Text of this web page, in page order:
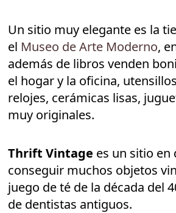
Un sitio muy elegante es la
el Museo de Arte Moderno,
además de libros venden
el hogar y la oficina,
relojes, cerámicas lisas,
muy originales.
Thrift Vintage es un sitio en
conseguir muchos objetos
juego de té de la década del
de dentistas antiguos.